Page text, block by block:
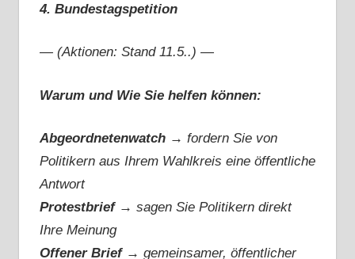
4. Bundestagspetition
— (Aktionen: Stand 11.5..) —
Warum und Wie Sie helfen können:
Abgeordnetenwatch → fordern Sie von
Politikern aus Ihrem Wahlkreis eine öffentliche
Antwort
Protestbrief → sagen Sie Politikern direkt
Ihre Meinung
Offener Brief → gemeinsamer, öffentlicher